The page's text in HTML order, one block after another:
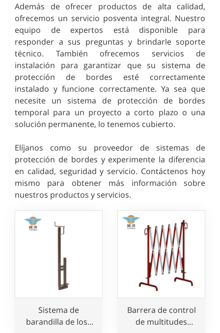
Además de ofrecer productos de alta calidad,
ofrecemos un servicio posventa integral. Nuestro
equipo de expertos está disponible para
responder a sus preguntas y brindarle soporte
técnico. También ofrecemos servicios de
instalación para garantizar que su sistema de
protección de bordes esté correctamente
instalado y funcione correctamente. Ya sea que
necesite un sistema de protección de bordes
temporal para un proyecto a corto plazo o una
solución permanente, lo tenemos cubierto.
Elíjanos como su proveedor de sistemas de
protección de bordes y experimente la diferencia
en calidad, seguridad y servicio. Contáctenos hoy
mismo para obtener más información sobre
nuestros productos y servicios.
Sistema de
barandilla de losa
Barrera de control
de multitudes